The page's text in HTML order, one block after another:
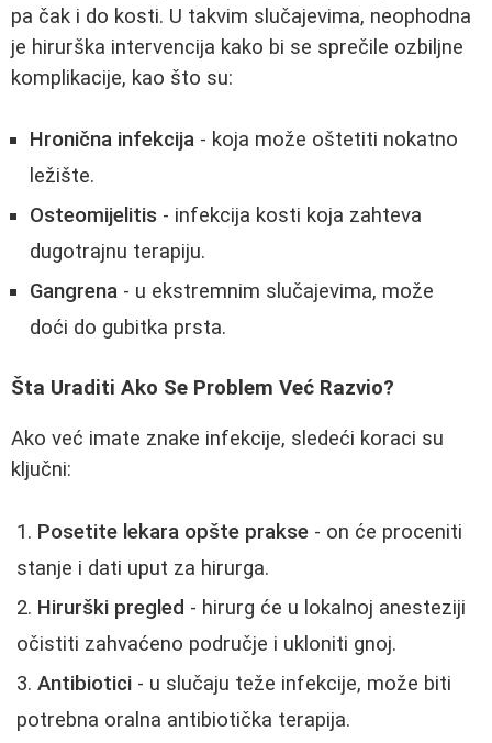
pa čak i do kosti. U takvim slučajevima, neophodna
je hirurška intervencija kako bi se sprečile ozbiljne
komplikacije, kao što su:
Hronična infekcija - koja može oštetiti nokatno
ležište.
Osteomijelitis - infekcija kosti koja zahteva
dugotrajnu terapiju.
Gangrena - u ekstremnim slučajevima, može
doći do gubitka prsta.
Šta Uraditi Ako Se Problem Već Razvio?
Ako već imate znake infekcije, sledeći koraci su
ključni:
Posetite lekara opšte prakse - on će proceniti
stanje i dati uput za hirurga.
Hirurški pregled - hirurg će u lokalnoj anesteziji
očistiti zahvaćeno područje i ukloniti gnoj.
Antibiotici - u slučaju teže infekcije, može biti
potrebna oralna antibiotička terapija.